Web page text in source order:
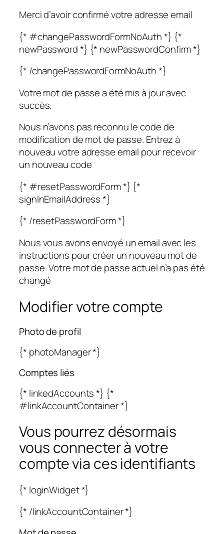
Merci d’avoir confirmé votre adresse email
{* #changePasswordFormNoAuth *} {*
newPassword *} {* newPasswordConfirm *}
{* /changePasswordFormNoAuth *}
Votre mot de passe a été mis à jour avec
succès.
Nous n’avons pas reconnu le code de
modification de mot de passe. Entrez à
nouveau votre adresse email pour recevoir
un nouveau code
{* #resetPasswordForm *} {*
signInEmailAddress *}
{* /resetPasswordForm *}
Nous vous avons envoyé un email avec les
instructions pour créer un nouveau mot de
passe. Votre mot de passe actuel n’a pas été
changé
Modifier votre compte
Photo de profil
{* photoManager *}
Comptes liés
{* linkedAccounts *} {*
#linkAccountContainer *}
Vous pourrez désormais
vous connecter à votre
compte via ces identifiants
{* loginWidget *}
{* /linkAccountContainer *}